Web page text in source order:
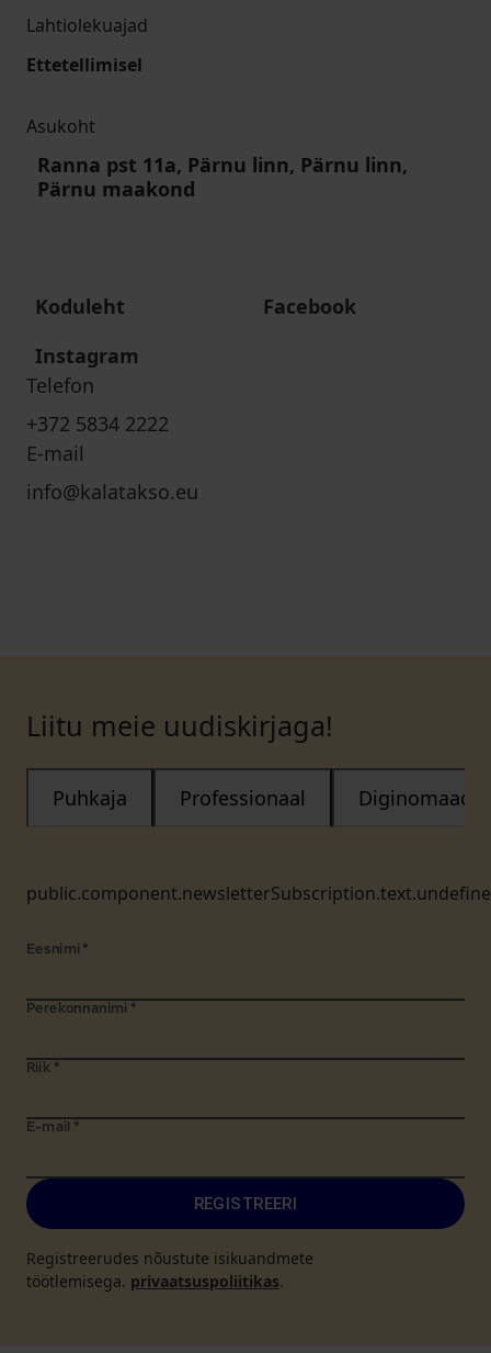
Lahtiolekuajad
Ettetellimisel
Asukoht
Ranna pst 11a, Pärnu linn, Pärnu linn,
Pärnu maakond
Koduleht
Facebook
Instagram
Telefon
+372 5834 2222
E-mail
info@kalatakso.eu
Liitu meie uudiskirjaga!
Puhkaja Professionaal Diginomaad
Eesnimi *
Perekonnanimi *
Riik *
E-mail *
REGISTREERI
Registreerudes nõustute isikuandmete
töötlemisega. privaatsuspoliitikas.